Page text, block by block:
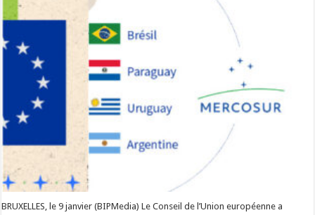
BRUXELLES, le 9 janvier (BIPMedia) Le Conseil de l’Union européenne a